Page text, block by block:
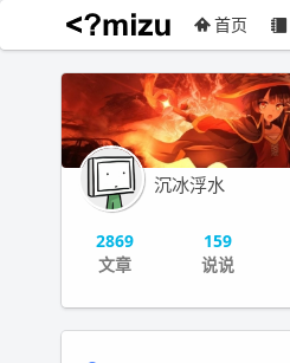
沉冰浮水 首页
沉冰浮水
2869
文章
159
说说